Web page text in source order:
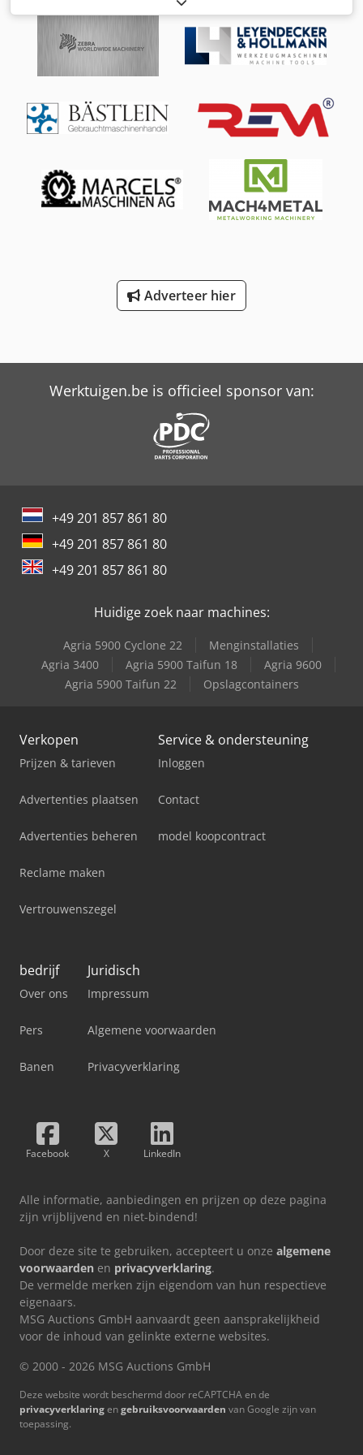
166 mm, overtraveltijd: 104 ms, overtravelafstand: 7 mm.
Cedewcz Axopfx Agrorf
Adverteer hier
Werktuigen.be is officieel sponsor van:
+49 201 857 861 80
+49 201 857 861 80
+49 201 857 861 80
Huidige zoek naar machines:
Agria 5900 Cyclone 22
Menginstallaties
Agria 3400
Agria 5900 Taifun 18
Agria 9600
Agria 5900 Taifun 22
Opslagcontainers
Verkopen
Prijzen & tarieven
Advertenties plaatsen
Advertenties beheren
Reclame maken
Vertrouwenszegel
Service & ondersteuning
Inloggen
Contact
model koopcontract
bedrijf
Over ons
Pers
Banen
Juridisch
Impressum
Algemene voorwaarden
Privacyverklaring
Facebook X LinkedIn
Alle informatie, aanbiedingen en prijzen op deze pagina
zijn vrijblijvend en niet-bindend!
Door deze site te gebruiken, accepteert u onze algemene
voorwaarden en privacyverklaring.
De vermelde merken zijn eigendom van hun respectieve
eigenaars.
MSG Auctions GmbH aanvaardt geen aansprakelijkheid
voor de inhoud van gelinkte externe websites.
© 2000 - 2026 MSG Auctions GmbH
Deze website wordt beschermd door reCAPTCHA en de
privacyverklaringengebruiksvoorwaarden van Google zijn van
toepassing.